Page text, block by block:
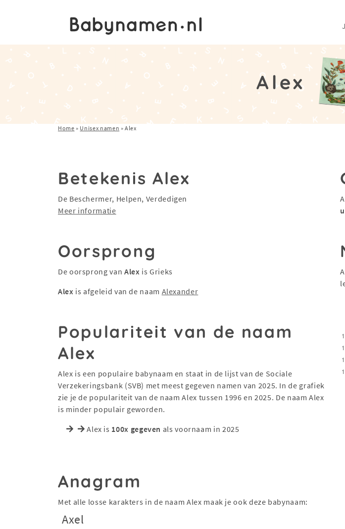
Alex
Home » Unisex namen »Alex
Betekenis Alex
De Beschermer, Helpen, Verdedigen
Meer informatie
Oorsprong
De oorsprong van Alex is Grieks
Alex is afgeleid van de naam Alexander
Populariteit van de naam
Alex
Alex is een populaire babynaam en staat in de lijst van de Sociale
Verzekeringsbank (SVB) met meest gegeven namen van 2025. In de grafiek
zie je de populariteit van de naam Alex tussen 1996 en 2025. De naam Alex
is minder populair geworden.
Alex is 100x gegeven als voornaam in 2025
Anagram
Met alle losse karakters in de naam Alex maak je ook deze babynaam:
Axel